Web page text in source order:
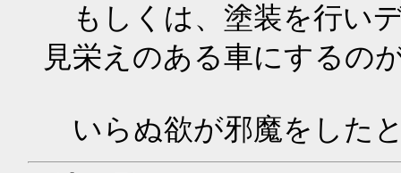
もしくは、塗装を行い
見栄えのある車にするの
いらぬ欲が邪魔をした